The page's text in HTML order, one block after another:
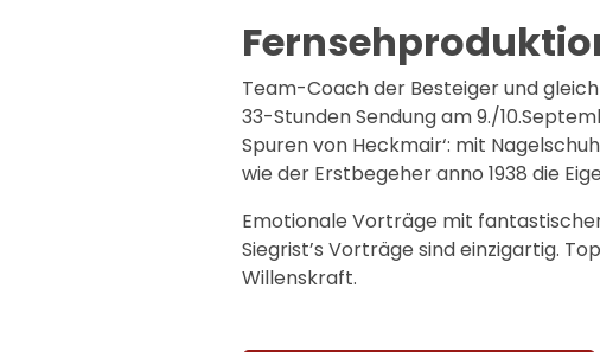
Team-Coach der Besteiger und
33-Stunden Sendung am 9./
Spuren von Heckmair‘: mit
wie der Erstbegeher anno 1938 die
Emotionale Vorträge mit
Siegrist’s Vorträge sind einzigartig.
Willenskraft.